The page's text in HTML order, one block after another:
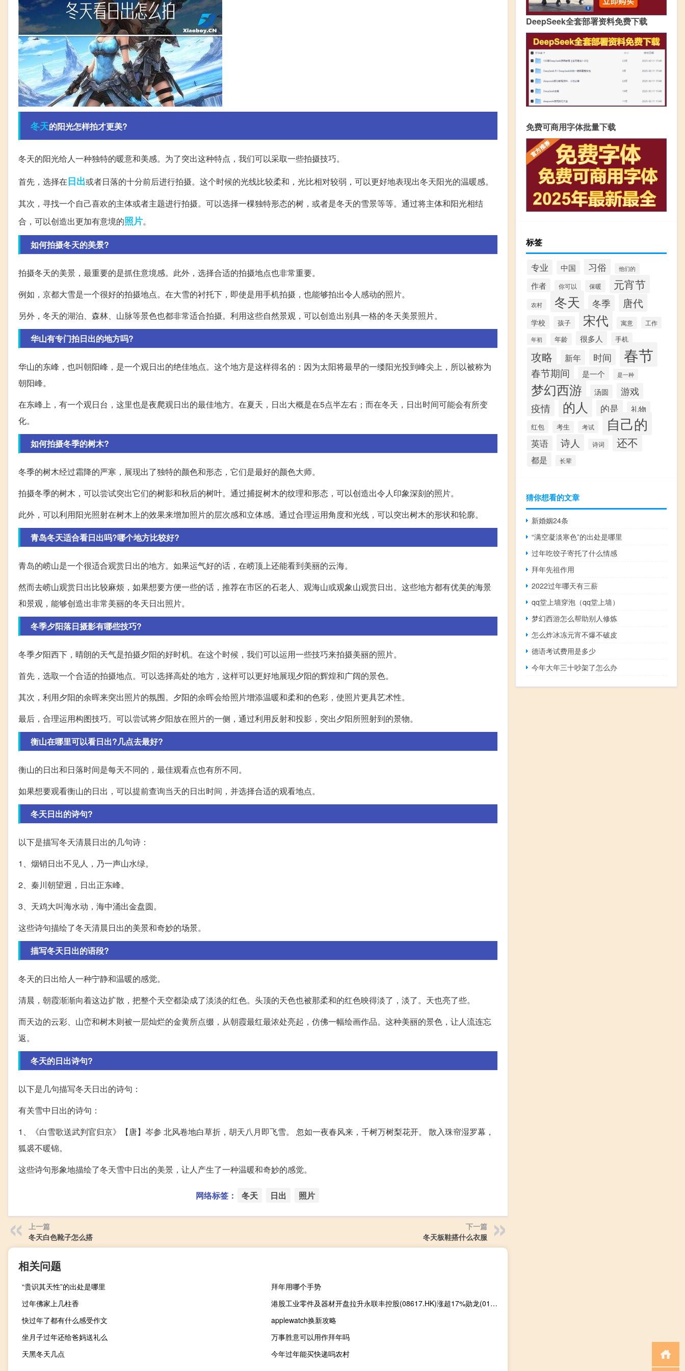
冬天的阳光怎样拍才更美?
冬天的阳光给人一种独特的暖意和美感。为了突出这种特点，我们可以采取一些拍摄技巧。
首先，选择在日出或者日落的十分前后进行拍摄。这个时候的光线比较柔和，光比相对较弱，可以更好地表现出冬天阳光的温暖感。
其次，寻找一个自己喜欢的主体或者主题进行拍摄。可以选择一棵独特形态的树，或者是冬天的雪景等等。通过将主体和阳光相结
合，可以创造出更加有意境的照片。
如何拍摄冬天的美景?
拍摄冬天的美景，最重要的是抓住意境感。此外，选择合适的拍摄地点也非常重要。
例如，京都大雪是一个很好的拍摄地点。在大雪的衬托下，即使是用手机拍摄，也能够拍出令人感动的照片。
另外，冬天的湖泊、森林、山脉等景色也都非常适合拍摄。利用这些自然景观，可以创造出别具一格的冬天美景照片。
华山有专门拍日出的地方吗?
华山的东峰，也叫朝阳峰，是一个观日出的绝佳地点。这个地方是这样得名的：因为太阳将最早的一缕阳光投到峰尖上，所以被称为
朝阳峰。
在东峰上，有一个观日台，这里也是夜爬观日出的最佳地方。在夏天，日出大概是在5点半左右；而在冬天，日出时间可能会有所变
化。
如何拍摄冬季的树木?
冬季的树木经过霜降的严寒，展现出了独特的颜色和形态，它们是最好的颜色大师。
拍摄冬季的树木，可以尝试突出它们的树影和秋后的树叶。通过捕捉树木的纹理和形态，可以创造出令人印象深刻的照片。
此外，可以利用阳光照射在树木上的效果来增加照片的层次感和立体感。通过合理运用角度和光线，可以突出树木的形状和轮廓。
青岛冬天适合看日出吗?哪个地方比较好?
青岛的崂山是一个很适合观赏日出的地方。如果运气好的话，在崂顶上还能看到美丽的云海。
然而去崂山观赏日出比较麻烦，如果想要方便一些的话，推荐在市区的石老人、观海山或观象山观赏日出。这些地方都有优美的海景
和景观，能够创造出非常美丽的冬天日出照片。
冬季夕阳落日摄影有哪些技巧?
冬季夕阳西下，晴朗的天气是拍摄夕阳的好时机。在这个时候，我们可以运用一些技巧来拍摄美丽的照片。
首先，选取一个合适的拍摄地点。可以选择高处的地方，这样可以更好地展现夕阳的辉煌和广阔的景色。
其次，利用夕阳的余晖来突出照片的氛围。夕阳的余晖会给照片增添温暖和柔和的色彩，使照片更具艺术性。
最后，合理运用构图技巧。可以尝试将夕阳放在照片的一侧，通过利用反射和投影，突出夕阳所照射到的景物。
衡山在哪里可以看日出?几点去最好?
衡山的日出和日落时间是每天不同的，最佳观看点也有所不同。
如果想要观看衡山的日出，可以提前查询当天的日出时间，并选择合适的观看地点。
冬天日出的诗句?
以下是描写冬天清晨日出的几句诗：
1、烟销日出不见人，乃一声山水绿。
2、秦川朝望迥，日出正东峰。
3、天鸡大叫海水动，海中涌出金盘圆。
这些诗句描绘了冬天清晨日出的美景和奇妙的场景。
描写冬天日出的语段?
冬天的日出给人一种宁静和温暖的感觉。
清晨，朝霞渐渐向着这边扩散，把整个天空都染成了淡淡的红色。头顶的天色也被那柔和的红色映得淡了，淡了。天也亮了些。
而天边的云彩、山峦和树木则被一层灿烂的金黄所点缀，从朝霞最红最浓处亮起，仿佛一幅绘画作品。这种美丽的景色，让人流连忘
返。
冬天的日出诗句?
以下是几句描写冬天日出的诗句：
有关雪中日出的诗句：
1、《白雪歌送武判官归京》【唐】岑参 北风卷地白草折，胡天八月即飞雪。 忽如一夜春风来，千树万树梨花开。 散入珠帘湿罗幕，
狐裘不暖锦。
这些诗句形象地描绘了冬天雪中日出的美景，让人产生了一种温暖和奇妙的感觉。
网络标签： 冬天 日出 照片
上一篇
冬天白色靴子怎么搭
下一篇
冬天板鞋搭什么衣服
相关问题
“贵识其天性”的出处是哪里
拜年用哪个手势
过年佛家上几柱香
港股工业零件及器材开盘拉升永联丰控股(08617.HK)涨超17%勋龙(01930.HK)涨超5%嘉瑞集团(00822.HK)涨近3%
快过年了都有什么感受作文
applewatch换新攻略
坐月子过年还给爸妈送礼么
万事胜意可以用作拜年吗
天黑冬天几点
今年过年能买快递吗农村
DeepSeek全套部署资料免费下载
免费可商用字体批量下载
标签
专业 中国 习俗 他们的
作者 你可以 保暖 元宵节
农村 冬天 冬季 唐代
学校 孩子 宋代 寓意 工作
年初 年龄 很多人 手机
攻略 新年 时间 春节
春节期间 是一个 是一种
梦幻西游 汤圆 游戏
疫情 的人 的是 礼物
红包 考生 考试 自己的
英语 诗人 诗词 还不
都是 长辈
猜你想看的文章
新婚姻24条
“满空凝淡寒色”的出处是哪里
过年吃饺子寄托了什么情感
拜年先祖作用
2022过年哪天有三薪
qq堂上墙穿泡（qq堂上墙）
梦幻西游怎么帮助别人修炼
怎么炸冰冻元宵不爆不破皮
德语考试费用是多少
今年大年三十吵架了怎么办